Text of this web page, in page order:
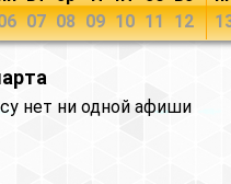
07 08 09 10 11 12
нет ни одной афиши